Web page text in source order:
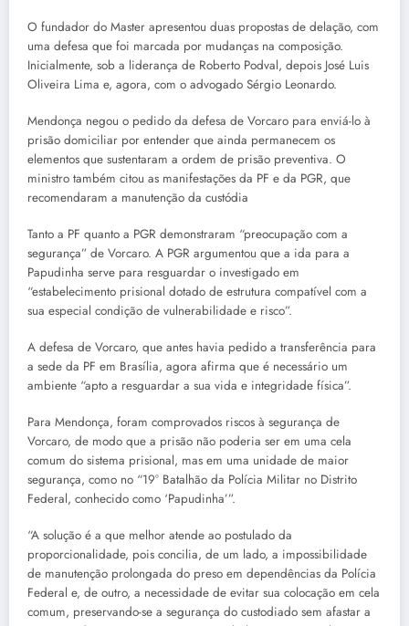
O fundador do Master apresentou duas propostas de delação, com
uma defesa que foi marcada por mudanças na composição.
Inicialmente, sob a liderança de Roberto Podval, depois José Luis
Oliveira Lima e, agora, com o advogado Sérgio Leonardo.
Mendonça negou o pedido da defesa de Vorcaro para enviá-lo à
prisão domiciliar por entender que ainda permanecem os
elementos que sustentaram a ordem de prisão preventiva. O
ministro também citou as manifestações da PF e da PGR, que
recomendaram a manutenção da custódia
Tanto a PF quanto a PGR demonstraram “preocupação com a
segurança” de Vorcaro. A PGR argumentou que a ida para a
Papudinha serve para resguardar o investigado em
“estabelecimento prisional dotado de estrutura compatível com a
sua especial condição de vulnerabilidade e risco”.
A defesa de Vorcaro, que antes havia pedido a transferência para
a sede da PF em Brasília, agora afirma que é necessário um
ambiente “apto a resguardar a sua vida e integridade física”.
Para Mendonça, foram comprovados riscos à segurança de
Vorcaro, de modo que a prisão não poderia ser em uma cela
comum do sistema prisional, mas em uma unidade de maior
segurança, como no “19° Batalhão da Polícia Militar no Distrito
Federal, conhecido como ‘Papudinha’”.
“A solução é a que melhor atende ao postulado da
proporcionalidade, pois concilia, de um lado, a impossibilidade
de manutenção prolongada do preso em dependências da Polícia
Federal e, de outro, a necessidade de evitar sua colocação em cela
comum, preservando-se a segurança do custodiado sem afastar a